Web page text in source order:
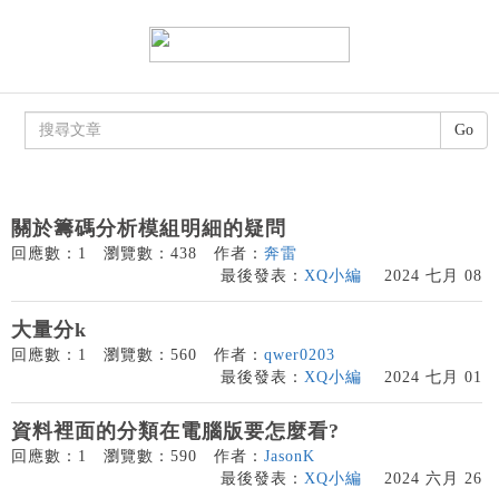
關於籌碼分析模組明細的疑問
回應數：1 瀏覽數：438 作者： 奔雷
最後發表： XQ小編 2024 七月 08
大量分k
回應數：1 瀏覽數：560 作者： qwer0203
最後發表： XQ小編 2024 七月 01
資料裡面的分類在電腦版要怎麼看?
回應數：1 瀏覽數：590 作者： JasonK
最後發表： XQ小編 2024 六月 26
Go